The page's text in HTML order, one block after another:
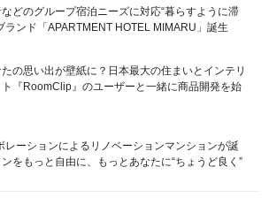
どのグループ宿泊ニーズに対応“暮らすように滞
ランド「APARTMENT HOTEL MIMARU」誕生
の思い出が壁紙に？日本最大の住まいとインテリ
『RoomClip』のユーザーと一緒に商品開発を始
レーションによるリノベーションマンションが誕
をもっと自由に、もっとあなたに“ちょうど良く”